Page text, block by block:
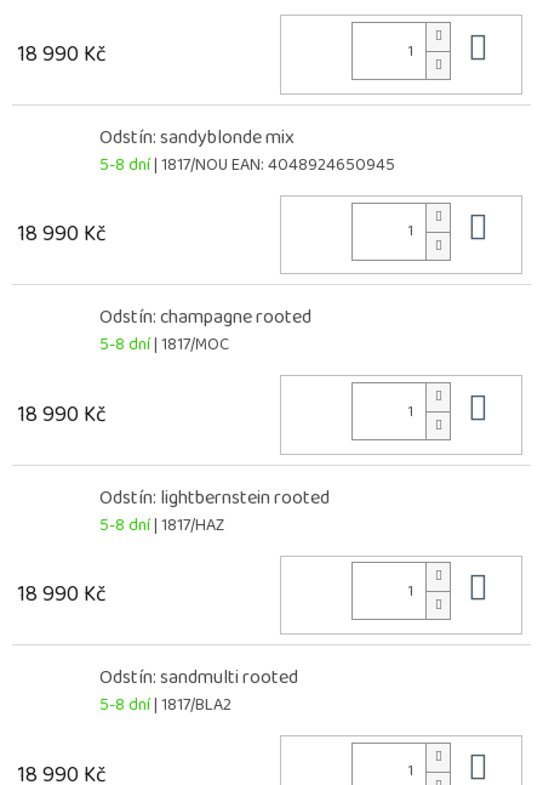
18 990 Kč
Odstín: sandyblonde mix
5-8 dní| 1817/NOUEAN:4048924650945
18 990 Kč
Odstín: champagne rooted
5-8 dní| 1817/MOC
18 990 Kč
Odstín: lightbernstein rooted
5-8 dní| 1817/HAZ
18 990 Kč
Odstín: sandmulti rooted
5-8 dní| 1817/BLA2
18 990 Kč